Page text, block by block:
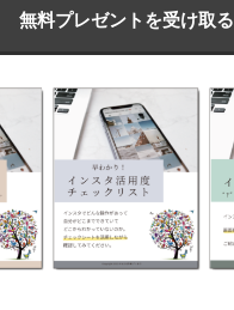
無料プレゼントを受け取る